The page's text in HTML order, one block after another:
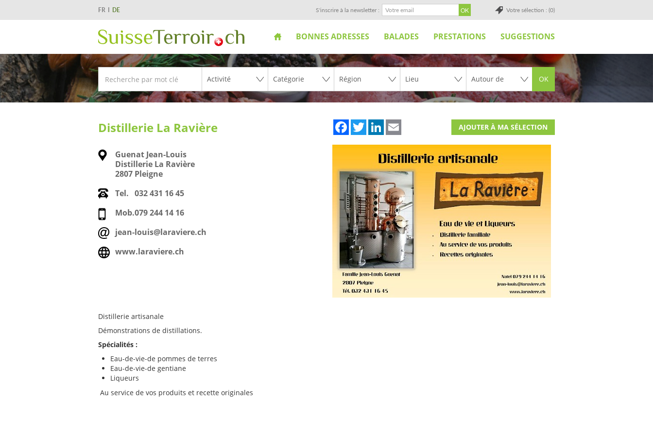
FR DE Votre sélection : (0)
S'inscrire à la newsletter :
BONNES ADRESSES BALADES PRESTATIONS SUGGESTIONS
OK
Distillerie La Ravière FacebookTwitterLinkedIn AJOUTER À MA SÉLECTION
Guenat Jean-Louis
Distillerie La Ravière
2807 Pleigne
Tel. 032 431 16 45
Mob.079 244 14 16
jean-louis@laraviere.ch
www.laraviere.ch
Distillerie artisanale
Démonstrations de distillations.
Spécialités :
Eau-de-vie-de pommes de terres
Eau-de-vie-de gentiane
Liqueurs
Au service de vos produits et recette originales